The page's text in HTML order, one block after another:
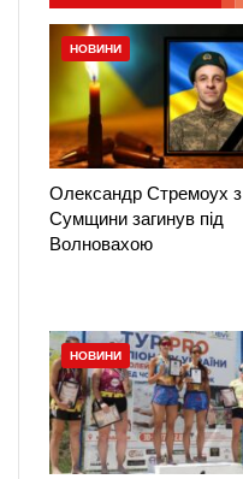
НОВИНИ
Олександр Стремоух з
Сумщини загинув під
Волновахою
НОВИНИ